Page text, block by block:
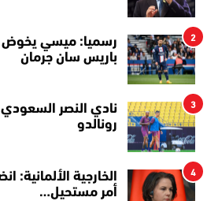
2
رسميا: ميسي يخوض
باريس سان جرمان
3
نادي النصر السعودي
رونالدو
4
الخارجية الألمانية:
أمر مستحيل…